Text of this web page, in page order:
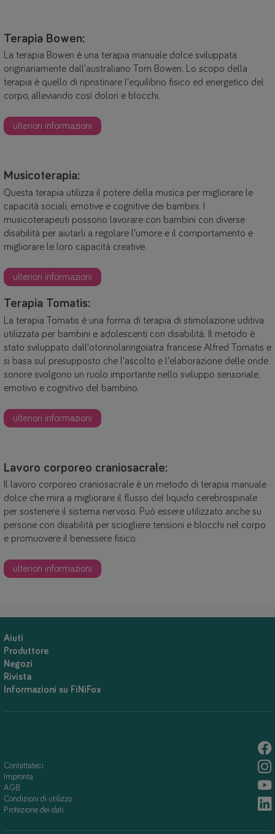
Terapia Bowen:
La terapia Bowen è una terapia manuale dolce sviluppata
originariamente dall'australiano Tom Bowen. Lo scopo della
terapia è quello di ripristinare l'equilibrio fisico ed energetico del
corpo, alleviando così dolori e blocchi.
ulteriori informazioni
Musicoterapia:
Questa terapia utilizza il potere della musica per migliorare le
capacità sociali, emotive e cognitive dei bambini. I
musicoterapeuti possono lavorare con bambini con diverse
disabilità per aiutarli a regolare l'umore e il comportamento e
migliorare le loro capacità creative.
ulteriori informazioni
Terapia Tomatis:
La terapia Tomatis è una forma di terapia di stimolazione uditiva
utilizzata per bambini e adolescenti con disabilità. Il metodo è
stato sviluppato dall'otorinolaringoiatra francese Alfred Tomatis e
si basa sul presupposto che l'ascolto e l'elaborazione delle onde
sonore svolgono un ruolo importante nello sviluppo sensoriale,
emotivo e cognitivo del bambino.
ulteriori informazioni
Lavoro corporeo craniosacrale:
Il lavoro corporeo craniosacrale è un metodo di terapia manuale
dolce che mira a migliorare il flusso del liquido cerebrospinale
per sostenere il sistema nervoso. Può essere utilizzato anche su
persone con disabilità per sciogliere tensioni e blocchi nel corpo
e promuovere il benessere fisico.
ulteriori informazioni
Aiuti
Produttore
Negozi
Rivista
Informazioni su FiNiFox
Contattateci
Impronta
AGB
Condizioni di utilizzo
Protezione dei dati